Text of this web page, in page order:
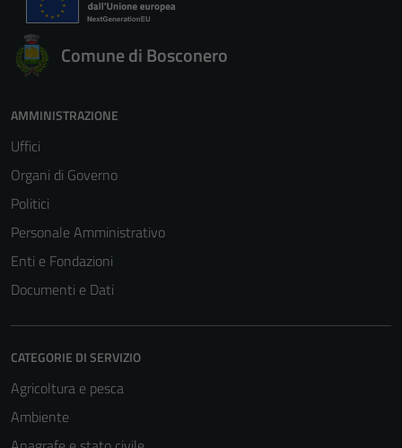
Comune di Bosconero
AMMINISTRAZIONE
Uffici
Organi di Governo
Politici
Personale Amministrativo
Enti e Fondazioni
Documenti e Dati
CATEGORIE DI SERVIZIO
Agricoltura e pesca
Ambiente